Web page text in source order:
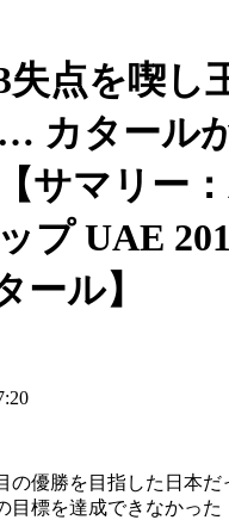
失点を喫し
カタール
サマリー
プ UAE
ール】
の優勝を目指した日本
目標を達成できなかった